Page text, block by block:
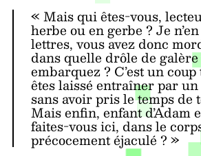
« Mais qui êtes-vous,
herbe ou en gerbe ? Je
lettres, vous avez donc
dans quelle drôle de
embarquez ? C’est un
êtes laissé entraîner par un
sans avoir pris le temps de
Mais enfin, enfant d’Adam
faites-vous ici, dans le
précocement éjaculé ? »